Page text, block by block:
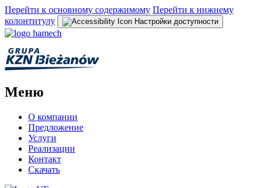
Перейти к основному содержимому Перейти к нижнему
колонтитулу
Настройки доступности
Меню
О компании
Предложение
Услуги
Реализации
Контакт
Скачать